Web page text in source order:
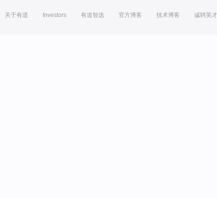
关于有道 Investors 有道智选 官方博客 技术博客 诚聘英才